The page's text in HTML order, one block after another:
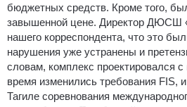
бюджетных средств. Кроме того,
завышенной цене. Директор ДЮСШ
нашего корреспондента, что это
нарушения уже устранены и
словам, комплекс проектировался
время изменились требования FIS,
Тагиле соревнования